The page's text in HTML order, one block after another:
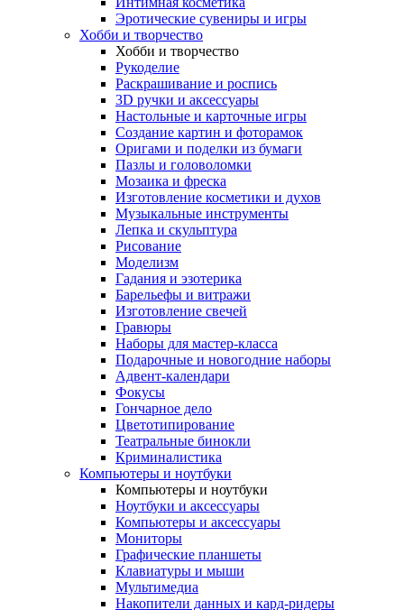
Эротические сувениры и игры
Хобби и творчество
Хобби и творчество
Рукоделие
Раскрашивание и роспись
3D ручки и аксессуары
Настольные и карточные игры
Создание картин и фоторамок
Оригами и поделки из бумаги
Пазлы и головоломки
Мозаика и фреска
Изготовление косметики и духов
Музыкальные инструменты
Лепка и скульптура
Рисование
Моделизм
Гадания и эзотерика
Барельефы и витражи
Изготовление свечей
Гравюры
Наборы для мастер-класса
Подарочные и новогодние наборы
Адвент-календари
Фокусы
Гончарное дело
Цветотипирование
Театральные бинокли
Криминалистика
Компьютеры и ноутбуки
Компьютеры и ноутбуки
Ноутбуки и аксессуары
Компьютеры и аксессуары
Мониторы
Графические планшеты
Клавиатуры и мыши
Мультимедиа
Накопители данных и кард-ридеры